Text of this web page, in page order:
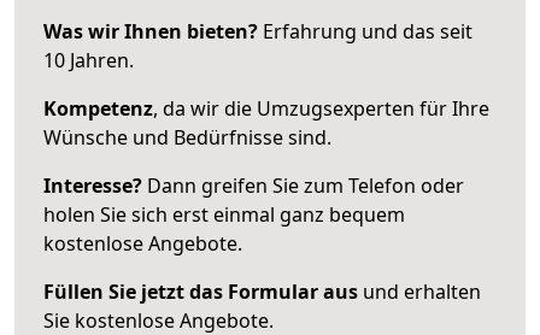
Was wir Ihnen bieten? Erfahrung und das seit
10 Jahren.
Kompetenz, da wir die Umzugsexperten für Ihre
Wünsche und Bedürfnisse sind.
Interesse? Dann greifen Sie zum Telefon oder
holen Sie sich erst einmal ganz bequem
kostenlose Angebote.
Füllen Sie jetzt das Formular aus und erhalten
Sie kostenlose Angebote.